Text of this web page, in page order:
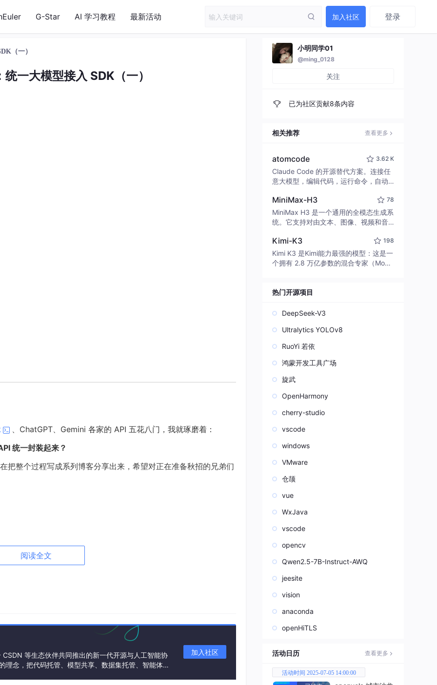
G-Star AI 学习教程 最新活动 加入社区 登录
（一）
一大模型接入 SDK（一）
、ChatGPT、Gemini 各家的 API 五花八门，我就琢磨着：
统一封装起来？
把整个过程写成系列博客分享出来，希望对正在准备秋招的兄弟们
一套代码调用 DeepSeek、ChatGPT、Gemini 三家的大模型，
，API 接口一模一样
字地输出，体验拉满
前端或其他服务可以直接调用
阅读全文
等生态伙伴共同推出的新一代开源与人工智能协
理念，把代码托管、模型共享、数据集托管、智能体开
加入社区
小明同学01
@ming_0128
关注
已为社区贡献8条内容
相关推荐 查看更多
atomcode 3.62 K
Claude Code 的开源替代方案。连接任
意大模型，编辑代码，运行命令，自动
致性能。 ｜ An open-source alternativ
e to Claude Code. Connect any LLM,
edit code, run commands, and verify
MiniMax-H3 78
MiniMax H3 是一个通用的全模态生成系
统。它支持对由文本、图像、视频和音
并能生成分辨率高达 2K、时长可达 15
秒的带原生立体声音频的视频。得益于
面向任务泛化的系统设计，H3 在预训练
模态指令。
Kimi-K3 198
Kimi K3 是Kimi能力最强的模型：这是一
个拥有 2.8 万亿参数的混合专家（Mo
热门开源项目
DeepSeek-V3
Ultralytics YOLOv8
RuoYi 若依
鸿蒙开发工具广场
旋武
OpenHarmony
cherry-studio
vscode
windows
VMware
仓颉
vue
WxJava
vscode
opencv
Qwen2.5-7B-Instruct-AWQ
jeesite
vision
anaconda
openHiTLS
活动日历 查看更多
活动时间 2025-07-05 14:00:00